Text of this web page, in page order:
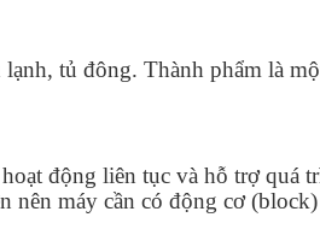
tủ đông. Thành phẩm là
động liên tục và hỗ trợ quá
nên máy cần có động cơ